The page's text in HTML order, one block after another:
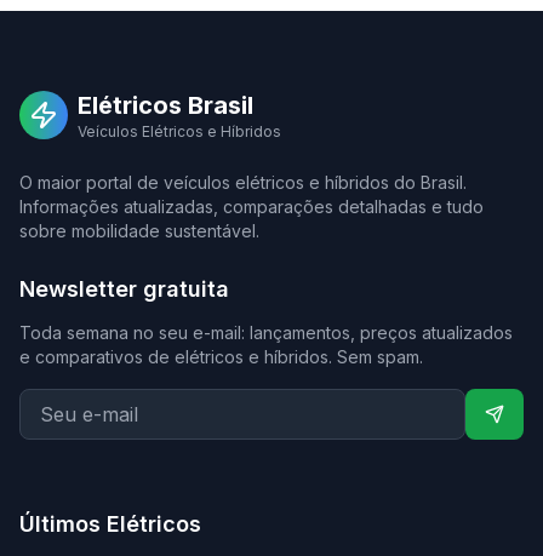
Elétricos Brasil
Veículos Elétricos e Híbridos
O maior portal de veículos elétricos e híbridos do Brasil.
Informações atualizadas, comparações detalhadas e tudo
sobre mobilidade sustentável.
Newsletter gratuita
Toda semana no seu e-mail: lançamentos, preços atualizados
e comparativos de elétricos e híbridos. Sem spam.
Últimos Elétricos